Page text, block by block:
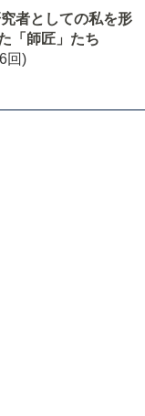
者としての私を形
「師匠」たち
回)